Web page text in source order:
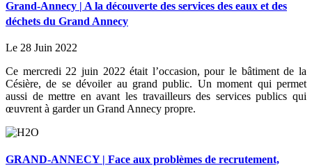
Grand-Annecy | A la découverte des services des eaux et des
déchets du Grand Annecy
Le 28 Juin 2022
Ce mercredi 22 juin 2022 était l’occasion, pour le bâtiment de la
Césière, de se dévoiler au grand public. Un moment qui permet
aussi de mettre en avant les travailleurs des services publics qui
œuvrent à garder un Grand Annecy propre.
GRAND-ANNECY | Face aux problèmes de recrutement,